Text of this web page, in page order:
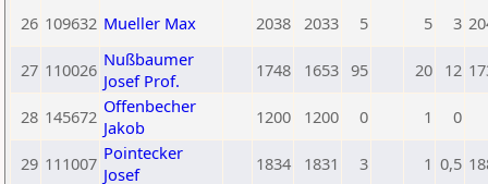
26 109632 Mueller Max 2038 2033 5 5 3
27 110026 Nußbaumer
Josef Prof.
1748 1653 95 20 12
28 145672 Offenbecher
Jakob
1200 1200 0 1 0
29 111007 Pointecker
Josef
1834 1831 3 1 0,5